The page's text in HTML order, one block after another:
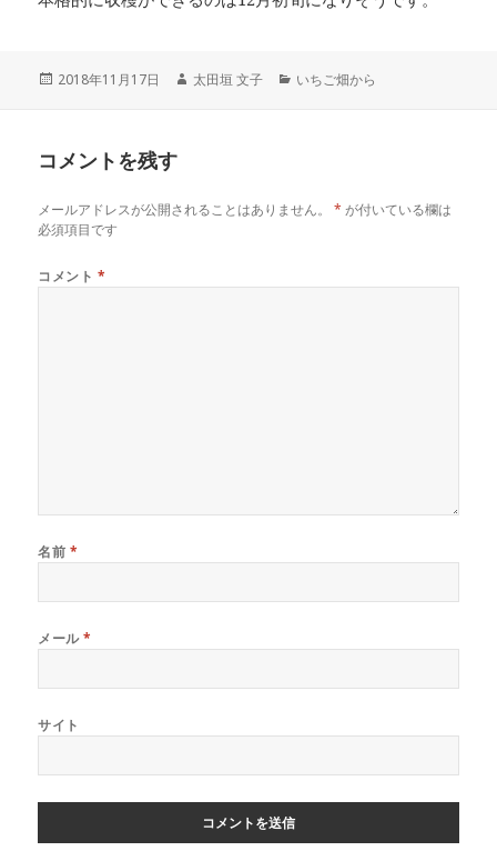
投
2018年11月17日
作
太田垣 文子
カ
いちご畑から
コメントを残す
メールアドレスが公開されることはありません。 * が付いている欄は
必須項目です
コメント *
名前 *
メール*
サイト